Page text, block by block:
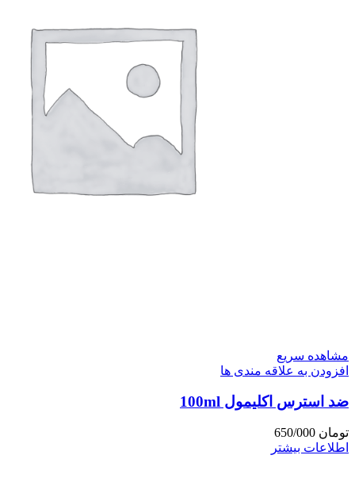
مشاهده سریع
افزودن به علاقه مندی ها
ضد استرس اکلیمول 100ml
تومان
اطلاعات بیشتر